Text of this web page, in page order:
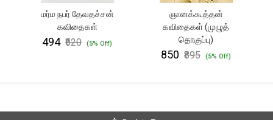
மர்ம நபர் தேவதச்சன்
கவிதைகள்
₹494 ₹520 (5% Off)
ஞானக்கூத்தன்
கவிதைகள் (முழுத்
தொகுப்பு)
₹850 ₹895 (5% Off)